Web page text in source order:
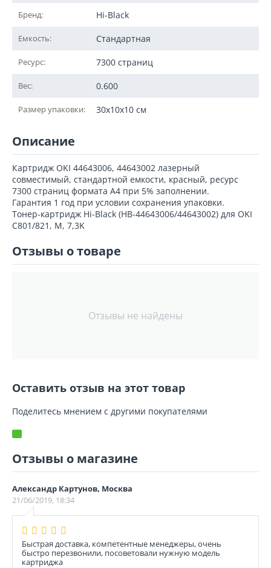
Бренд: Hi-Black
Емкость: Стандартная
Ресурс: 7300 страниц
Вес: 0.600
Размер упаковки: 30x10x10 см
Описание
Картридж OKI 44643006, 44643002 лазерный
совместимый, стандартной емкости, красный, ресурс
7300 страниц формата А4 при 5% заполнении.
Гарантия 1 год при условии сохранения упаковки.
Тонер-картридж Hi-Black (HB-44643006/44643002) для OKI
C801/821, M, 7,3K
Отзывы о товаре
Отзывы не найдены
Оставить отзыв на этот товар
Поделитесь мнением с другими покупателями
Отзывы о магазине
Александр Картунов, Москва
21/06/2019, 18:34
Быстрая доставка, компетентные менеджеры, очень
быстро перезвонили, посоветовали нужную модель
картриджа